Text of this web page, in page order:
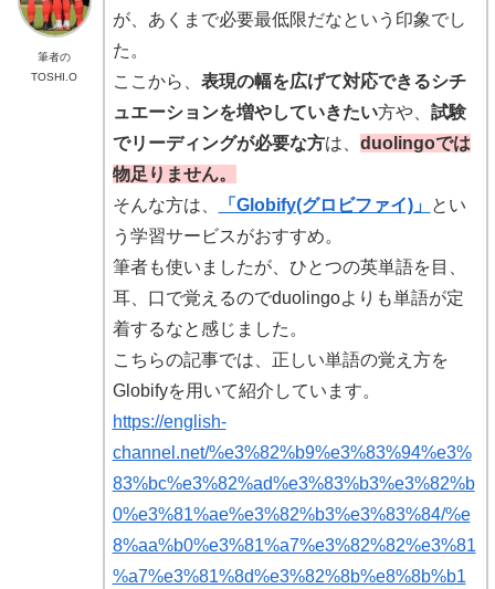
筆者の
TOSHI.O
が、あくまで必要最低限だなという印象でし
た。
ここから、 表現の幅を広げて対応できるシチ
ュエーションを増やしていきたい方や、 試験
でリーディングが必要な方は、 duolingoでは
物足りません。
そんな方は、
「Globify(グロビファイ)」 とい
う学習サービスがおすすめ。
筆者も使いましたが、ひとつの英単語を目、
耳、口で覚えるのでduolingoよりも単語が定
着するなと感じました。
こちらの記事では、正しい単語の覚え方を
Globifyを用いて紹介しています。
https://english-
channel.net/%e3%82%b9%e3%83%94%e3%
83%bc%e3%82%ad%e3%83%b3%e3%82%b
0%e3%81%ae%e3%82%b3%e3%83%84/%e
8%aa%b0%e3%81%a7%e3%82%82%e3%81
%a7%e3%81%8d%e3%82%8b%e8%8b%b1